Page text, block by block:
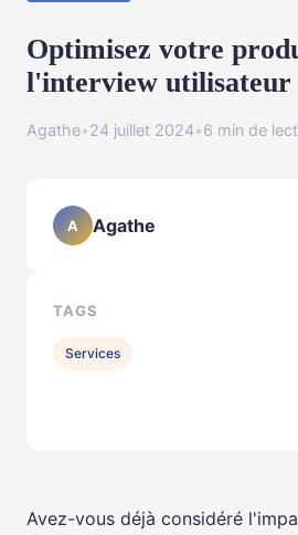
Optimisez votre
l'interview utilisateur
Agathe•24 juillet 2024•6 min de
Avez-vous déjà considéré
A Agathe
TAGS
Services